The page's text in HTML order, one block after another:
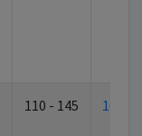
110 - 145